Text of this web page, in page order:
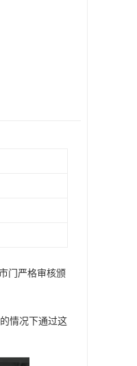
门严格审核颁
情况下通过这